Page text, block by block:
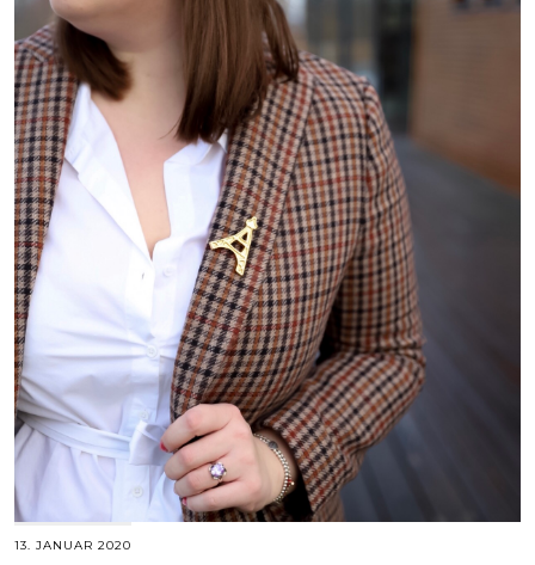
13. JANUAR 2020